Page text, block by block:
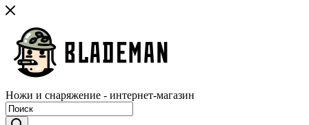
Ножи и снаряжение - интернет-магазин